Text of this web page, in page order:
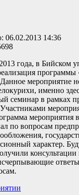
06.02.2013 14:36
года, в Бийском
мероприятие
именно
семинар в рамках
мероприятия
по вопросам
характер.